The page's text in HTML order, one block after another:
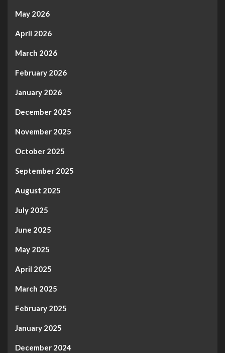
May 2026
April 2026
March 2026
February 2026
January 2026
December 2025
November 2025
October 2025
September 2025
August 2025
July 2025
June 2025
May 2025
April 2025
March 2025
February 2025
January 2025
December 2024